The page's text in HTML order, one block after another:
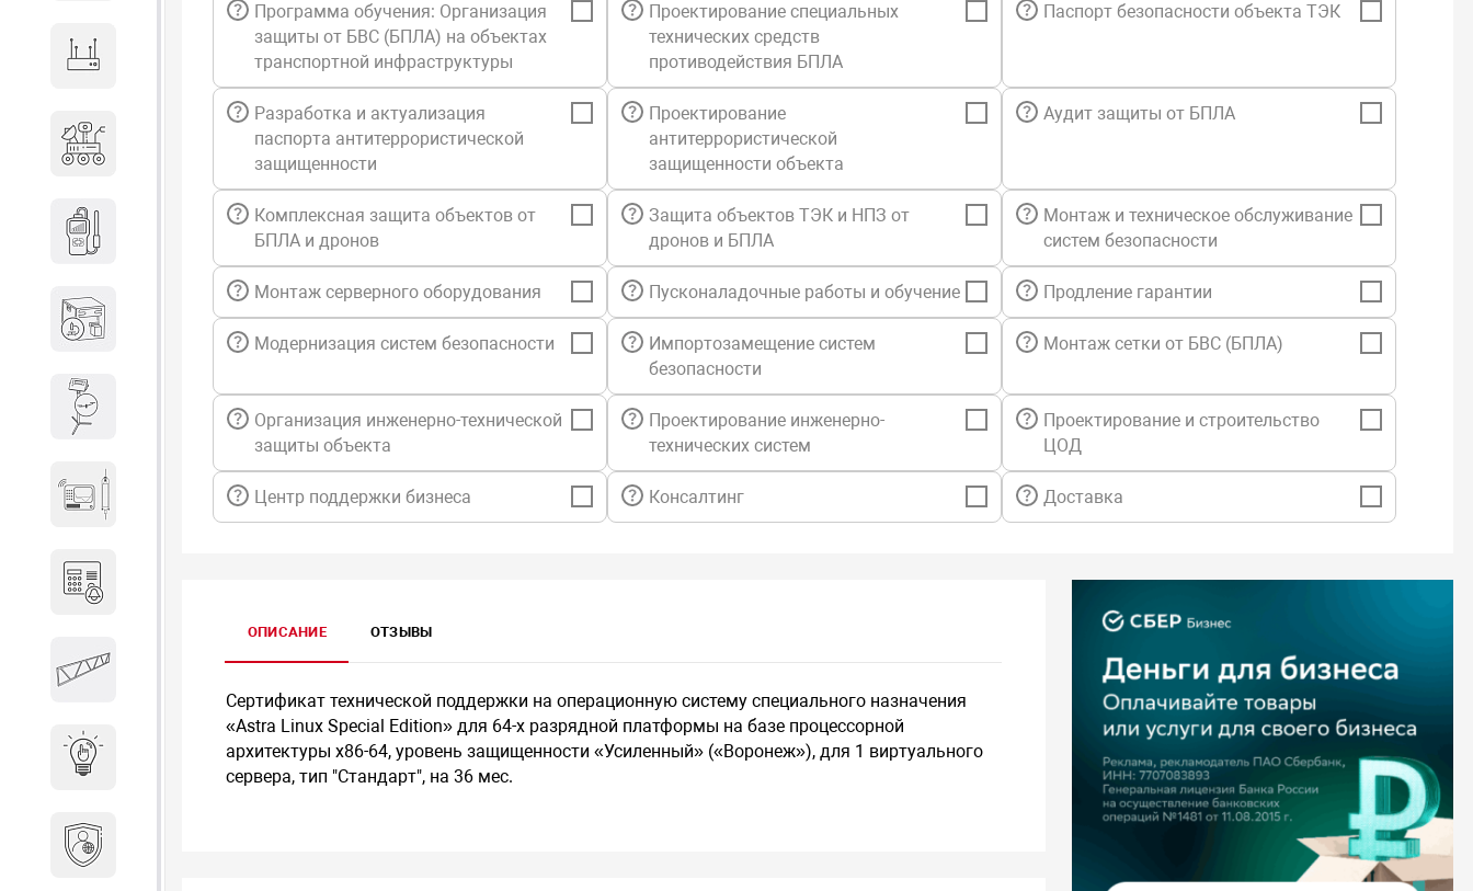
Сетевое оборудование
Дозиметрическое
Атомно-эмиссионные
спектрометры
Весы и весовое оборудование
Гидроакустическое
оборудование
Интерактивные решения
Программа обучения: Организация
защиты от БВС (БПЛА) на объектах
транспортной инфраструктуры
Проектирование специальных
технических средств
противодействия БПЛА
Паспорт безопасности объекта ТЭК
Разработка и актуализация
паспорта антитеррористической
защищенности
Проектирование
антитеррористической
защищенности объекта
Аудит защиты от БПЛА
Комплексная защита объектов от
БПЛА и дронов
Защита объектов ТЭК и НПЗ от
дронов и БПЛА
Монтаж и техническое обслуживание
систем безопасности
Монтаж серверного оборудования Пусконаладочные работы и обучение Продление гарантии
Модернизация систем безопасности
Импортозамещение систем
безопасности
Монтаж сетки от БВС (БПЛА)
Организация инженерно-технической
защиты объекта
Проектирование инженерно-
технических систем
Проектирование и строительство
ЦОД
Центр поддержки бизнеса Консалтинг Доставка
ОПИСАНИЕ ОТЗЫВЫ
Сертификат технической поддержки на операционную систему специального назначения
«Astra Linux Special Edition» для 64-х разрядной платформы на базе процессорной
архитектуры x86-64, уровень защищенности «Усиленный» («Воронеж»), для 1 виртуального
сервера, тип "Стандарт", на 36 мес.